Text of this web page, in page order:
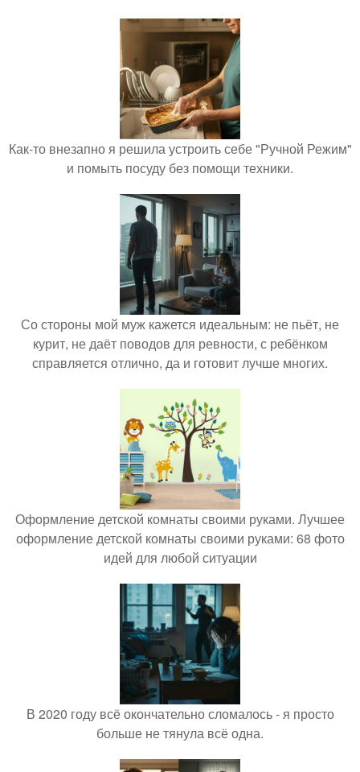
Как-то внезапно я решила устроить себе "Ручной Режим"
и помыть посуду без помощи техники.
Со стороны мой муж кажется идеальным: не пьёт, не
курит, не даёт поводов для ревности, с ребёнком
справляется отлично, да и готовит лучше многих.
Оформление детской комнаты своими руками. Лучшее
оформление детской комнаты своими руками: 68 фото
идей для любой ситуации
В 2020 году всё окончательно сломалось - я просто
больше не тянула всё одна.